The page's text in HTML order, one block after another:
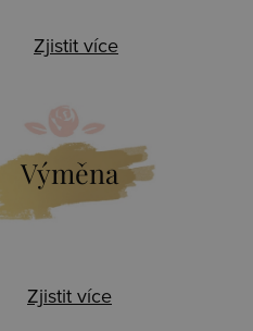
Zjistit více
Výměna
Zjistit více